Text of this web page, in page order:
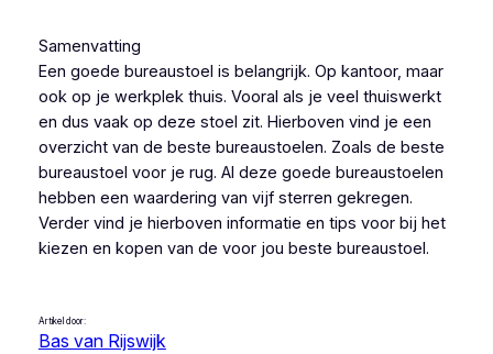
Samenvatting
Een goede bureaustoel is belangrijk. Op kantoor, maar
ook op je werkplek thuis. Vooral als je veel thuiswerkt
en dus vaak op deze stoel zit. Hierboven vind je een
overzicht van de beste bureaustoelen. Zoals de beste
bureaustoel voor je rug. Al deze goede bureaustoelen
hebben een waardering van vijf sterren gekregen.
Verder vind je hierboven informatie en tips voor bij het
kiezen en kopen van de voor jou beste bureaustoel.
Artikel door:
Bas van Rijswijk